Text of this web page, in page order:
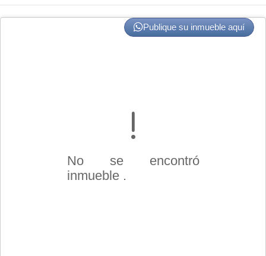
Publique su inmueble aquí
No se encontró
inmueble .